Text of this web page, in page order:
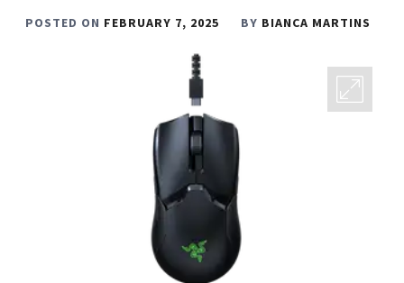
POSTED ON FEBRUARY 7, 2025 BY BIANCA MARTINS